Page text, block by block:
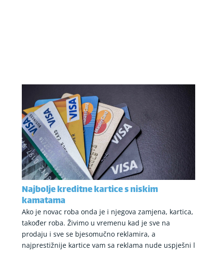
Najbolje kreditne kartice s niskim
kamatama
Ako je novac roba onda je i njegova zamjena, kartica,
također roba. Živimo u vremenu kad je sve na
prodaju i sve se bjesomučno reklamira, a
najprestižnije kartice vam sa reklama nude uspješni l